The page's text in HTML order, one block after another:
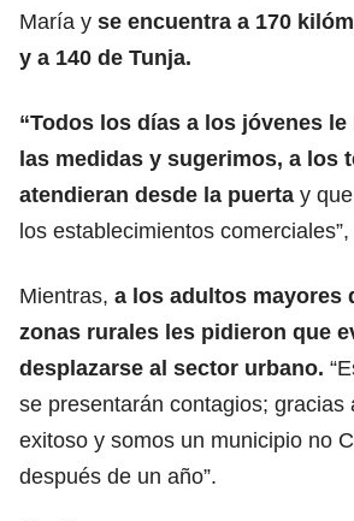
María y se encuentra a 170
y a 140 de Tunja.
“Todos los días a los jóvenes
las medidas y sugerimos, a los
atendieran desde la puerta y
los establecimientos
Mientras, a los adultos mayores
zonas rurales les pidieron que
desplazarse al sector urbano.
se presentarán contagios; gracias
exitoso y somos un municipio no
después de un año”.